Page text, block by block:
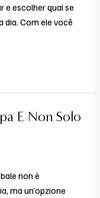
e escolher qual se
dia. Com ele você
E Non Solo
non è
ma un’opzione